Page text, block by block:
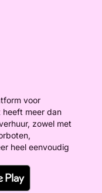
voor
heeft meer dan
zowel met
heel eenvoudig